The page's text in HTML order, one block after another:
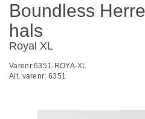
Boundless
hals
Royal XL
Varenr:6351-ROYA-XL
Alt. varenr: 6351